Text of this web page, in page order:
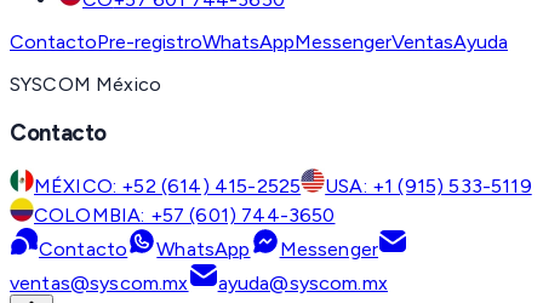
ContactoPre-registroWhatsAppMessengerVentasAyuda
SYSCOM México
Contacto
MÉXICO: +52 (614) 415-2525
USA: +1 (915) 533-5119
COLOMBIA: +57 (601) 744-3650
Contacto
WhatsApp
Messenger
ventas@syscom.mx
ayuda@syscom.mx